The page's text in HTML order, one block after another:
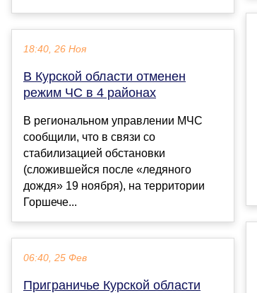
18:40, 26 Ноя
В Курской области отменен
режим ЧС в 4 районах
В региональном управлении МЧС
сообщили, что в связи со
стабилизацией обстановки
(сложившейся после «ледяного
дождя» 19 ноября), на территории
Горшече...
06:40, 25 Фев
Приграничье Курской области